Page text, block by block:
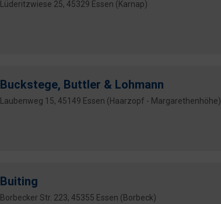
Lüderitzwiese 25, 45329 Essen (Karnap)
Buckstege, Buttler & Lohmann
Laubenweg 15, 45149 Essen (Haarzopf - Margarethenhöhe)
Buiting
Borbecker Str. 223, 45355 Essen (Borbeck)